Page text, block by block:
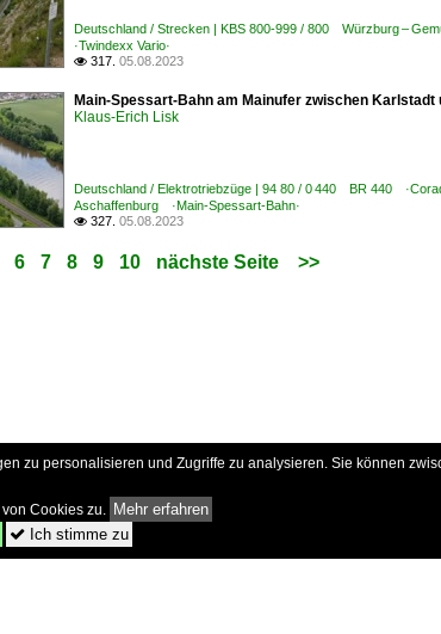
Deutschland / Strecken | KBS 800-999 / 800 Würzburg –
·Twindexx Vario·
 317. 05.08.2023
Main-Spessart-Bahn am Mainufer zwischen
Klaus-Erich Lisk
Deutschland / Elektrotriebzüge | 94 80 / 0 440 BR 440
Aschaffenburg ·Main-Spessart-Bahn·
 327. 05.08.2023
6 7 8 9 10 nächste Seite >>
zu personalisieren und Zugriffe zu analysieren. Sie können
Cookies zu. Mehr erfahren
 Ich stimme zu